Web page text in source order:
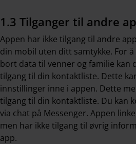
1.3 Tilganger til andre
Appen har ikke tilgang til andre
din mobil uten ditt samtykke. For
bort data til venner og familie kan
tilgang til din kontaktliste. Dette
innstillinger inne i appen. Dette
tilgang til din kontaktliste. Du kan
via chat på Messenger. Appen
men har ikke tilgang til øvrig
app.